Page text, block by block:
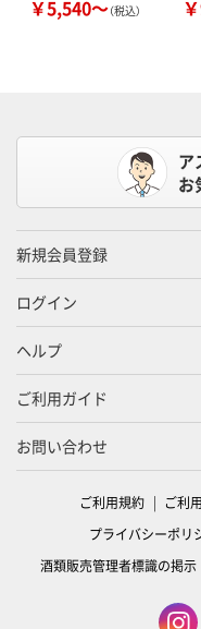
￥5,540～（税込）
ア
お
新規会員登録
ログイン
ヘルプ
ご利用ガイド
お問い合わせ
ご利用規約 ご利
プライバシーポリ
酒類販売管理者標識の掲示